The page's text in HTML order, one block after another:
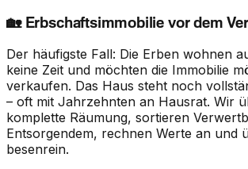
🏡 Erbschaftsimmobilie vor dem
Der häufigste Fall: Die Erben wohnen
keine Zeit und möchten die Immobilie
verkaufen. Das Haus steht noch
– oft mit Jahrzehnten an Hausrat. Wir
komplette Räumung, sortieren
Entsorgendem, rechnen Werte an und
besenrein.